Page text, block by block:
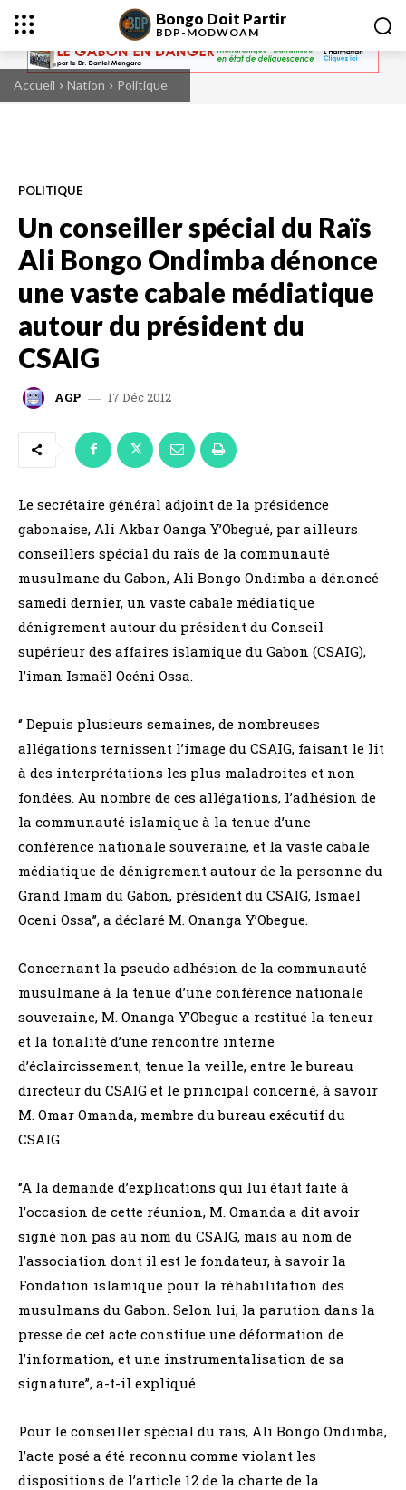
Bongo Doit Partir
BDP-MODWOAM
Accueil Nation Politique
POLITIQUE
Un conseiller spécial du Raïs
Ali Bongo Ondimba dénonce
une vaste cabale médiatique
autour du président du
CSAIG
AGP 17 Déc 2012
Le secrétaire général adjoint de la présidence
gabonaise, Ali Akbar Oanga Y’Obegué, par ailleurs
conseillers spécial du raïs de la communauté
musulmane du Gabon, Ali Bongo Ondimba a dénoncé
samedi dernier, un vaste cabale médiatique
dénigrement autour du président du Conseil
supérieur des affaires islamique du Gabon (CSAIG),
l’iman Ismaël Océni Ossa.
‘’ Depuis plusieurs semaines, de nombreuses
allégations ternissent l’image du CSAIG, faisant le lit
à des interprétations les plus maladroites et non
fondées. Au nombre de ces allégations, l’adhésion de
la communauté islamique à la tenue d’une
conférence nationale souveraine, et la vaste cabale
médiatique de dénigrement autour de la personne du
Grand Imam du Gabon, président du CSAIG, Ismael
Oceni Ossa’’, a déclaré M. Onanga Y’Obegue.
Concernant la pseudo adhésion de la communauté
musulmane à la tenue d’une conférence nationale
souveraine, M. Onanga Y’Obegue a restitué la teneur
et la tonalité d’une rencontre interne
d’éclaircissement, tenue la veille, entre le bureau
directeur du CSAIG et le principal concerné, à savoir
M. Omar Omanda, membre du bureau exécutif du
CSAIG.
‘’A la demande d’explications qui lui était faite à
l’occasion de cette réunion, M. Omanda a dit avoir
signé non pas au nom du CSAIG, mais au nom de
l’association dont il est le fondateur, à savoir la
Fondation islamique pour la réhabilitation des
musulmans du Gabon. Selon lui, la parution dans la
presse de cet acte constitue une déformation de
l’information, et une instrumentalisation de sa
signature’’, a-t-il expliqué.
Pour le conseiller spécial du raïs, Ali Bongo Ondimba,
l’acte posé a été reconnu comme violant les
dispositions de l’article 12 de la charte de la